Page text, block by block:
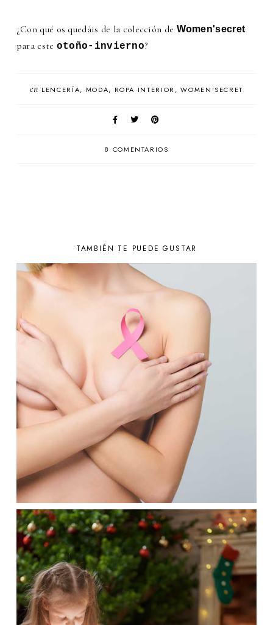
¿Con qué os quedáis de la colección de Women'secret
para este otoño-invierno?
en LENCERÍA MODA ROPA INTERIOR WOMEN'SECRET
8 COMENTARIOS
TAMBIÉN TE PUEDE GUSTAR